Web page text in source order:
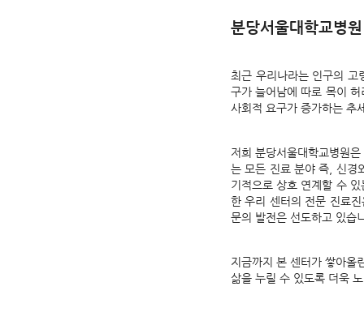
분당서울대학교병
최근 우리나라는 인구의 고
구가 늘어남에 따로 목이
사회적 요구가 증가하는 추
저희 분당서울대학교병원
는 모든 진료 분야 즉, 신경
기적으로 상호 연계할 수
한 우리 센터의 전문 진료
문의 발전은 선도하고 있습
지금까지 본 센터가 쌓아올
삶을 누릴 수 있도록 더욱